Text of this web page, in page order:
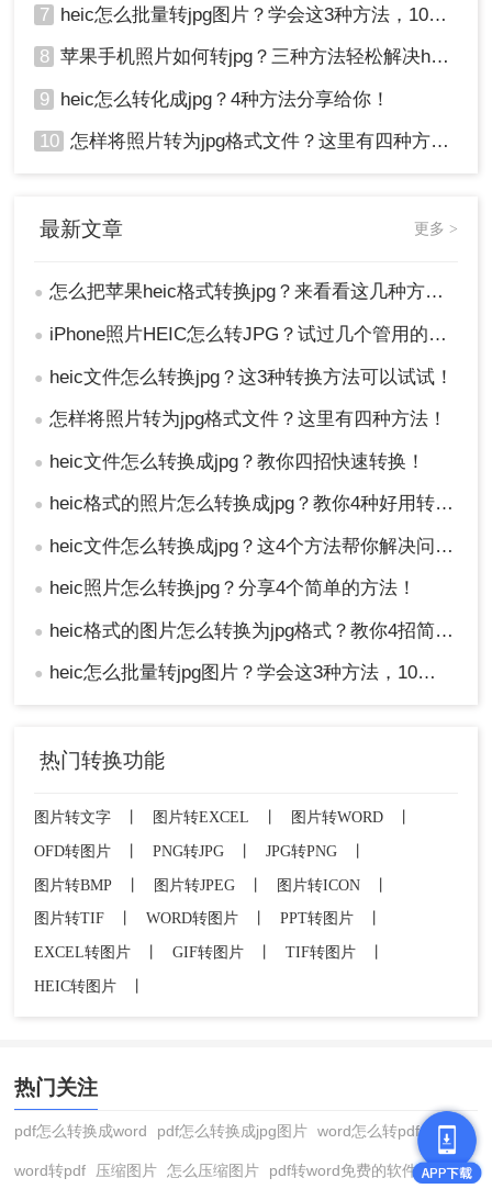
7 heic怎么批量转jpg图片？学会这3种方法，10秒转换上百张图片。
8 苹果手机照片如何转jpg？三种方法轻松解决heic图片转换！
9 heic怎么转化成jpg？4种方法分享给你！
10 怎样将照片转为jpg格式文件？这里有四种方法！
最新文章 更多 >
● 怎么把苹果heic格式转换jpg？来看看这几种方法吧！
● iPhone照片HEIC怎么转JPG？试过几个管用的方法！
● heic文件怎么转换jpg？这3种转换方法可以试试！
● 怎样将照片转为jpg格式文件？这里有四种方法！
● heic文件怎么转换成jpg？教你四招快速转换！
● heic格式的照片怎么转换成jpg？教你4种好用转换方法！
● heic文件怎么转换成jpg？这4个方法帮你解决问题！
● heic照片怎么转换jpg？分享4个简单的方法！
● heic格式的图片怎么转换为jpg格式？教你4招简便的转换方法！
● heic怎么批量转jpg图片？学会这3种方法，10秒转换上百张图片。
热门转换功能
图片转文字 图片转EXCEL 图片转WORD
OFD转图片
PNG转JPG JPG转PNG
图片转BMP
丨 图片转JPEG 丨 图片转ICON
丨
图片转TIF
WORD转图片 PPT转图片
EXCEL转图片
GIF转图片 TIF转图片
HEIC转图片
热门关注
pdf怎么转换成word pdf怎么转换成jpg图片 word怎么转pdf
word转pdf 压缩图片 怎么压缩图片 pdf转word免费的软件